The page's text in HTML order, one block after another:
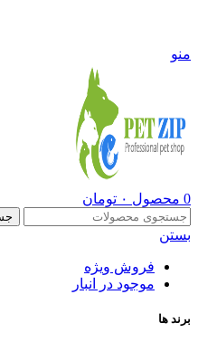
منو
0 محصول ۰ تومان
بستن
فروش ویژه
موجود در انبار
برند ها